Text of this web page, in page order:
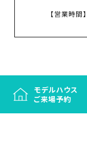
モデルハウス
ご来場予約
【営業時間】